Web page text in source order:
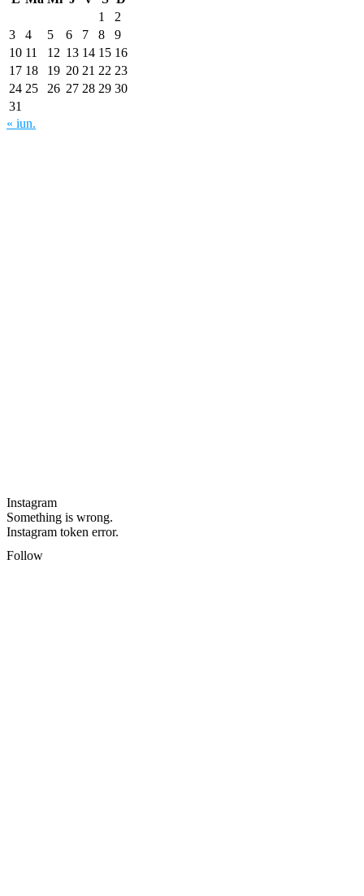
1
2
3
4 5 6 7 8
9
10 11 12 13 14 15 16
17 18 19 20 21 22 23
24 25 26 27 28 29 30
31
« iun.
Instagram
Something is wrong.
Instagram token error.
Follow